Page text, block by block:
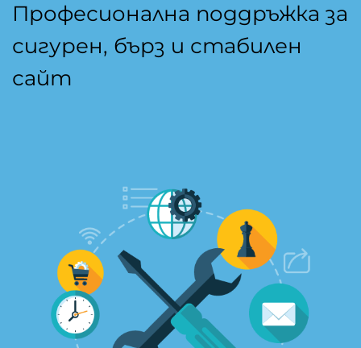
Професионална поддръжка за
сигурен, бърз и стабилен
сайт